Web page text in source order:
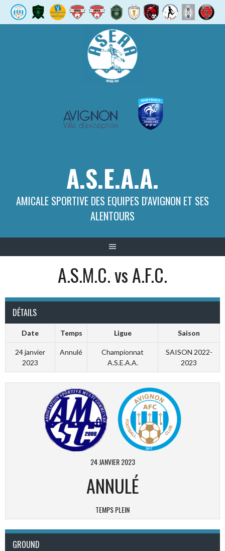
A.S.E.A.A.
AMICALE SPORTIVE DES EQUIPES D'AVIGNON ET SES
ALENTOURS
A.S.M.C. vs A.F.C.
DÉTAILS
Date Temps Ligue Saison
24 janvier
2023
Annulé
Championnat
A.S.E.A.A.
SAISON 2022-
2023
24 JANVIER 2023
ANNULÉ
TEMPS PLEIN
GROUND